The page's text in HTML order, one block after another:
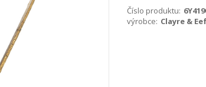
Číslo produktu:
výrobce: Clayre &